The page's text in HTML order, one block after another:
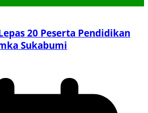
20 Peserta Pendidikan
Sukabumi